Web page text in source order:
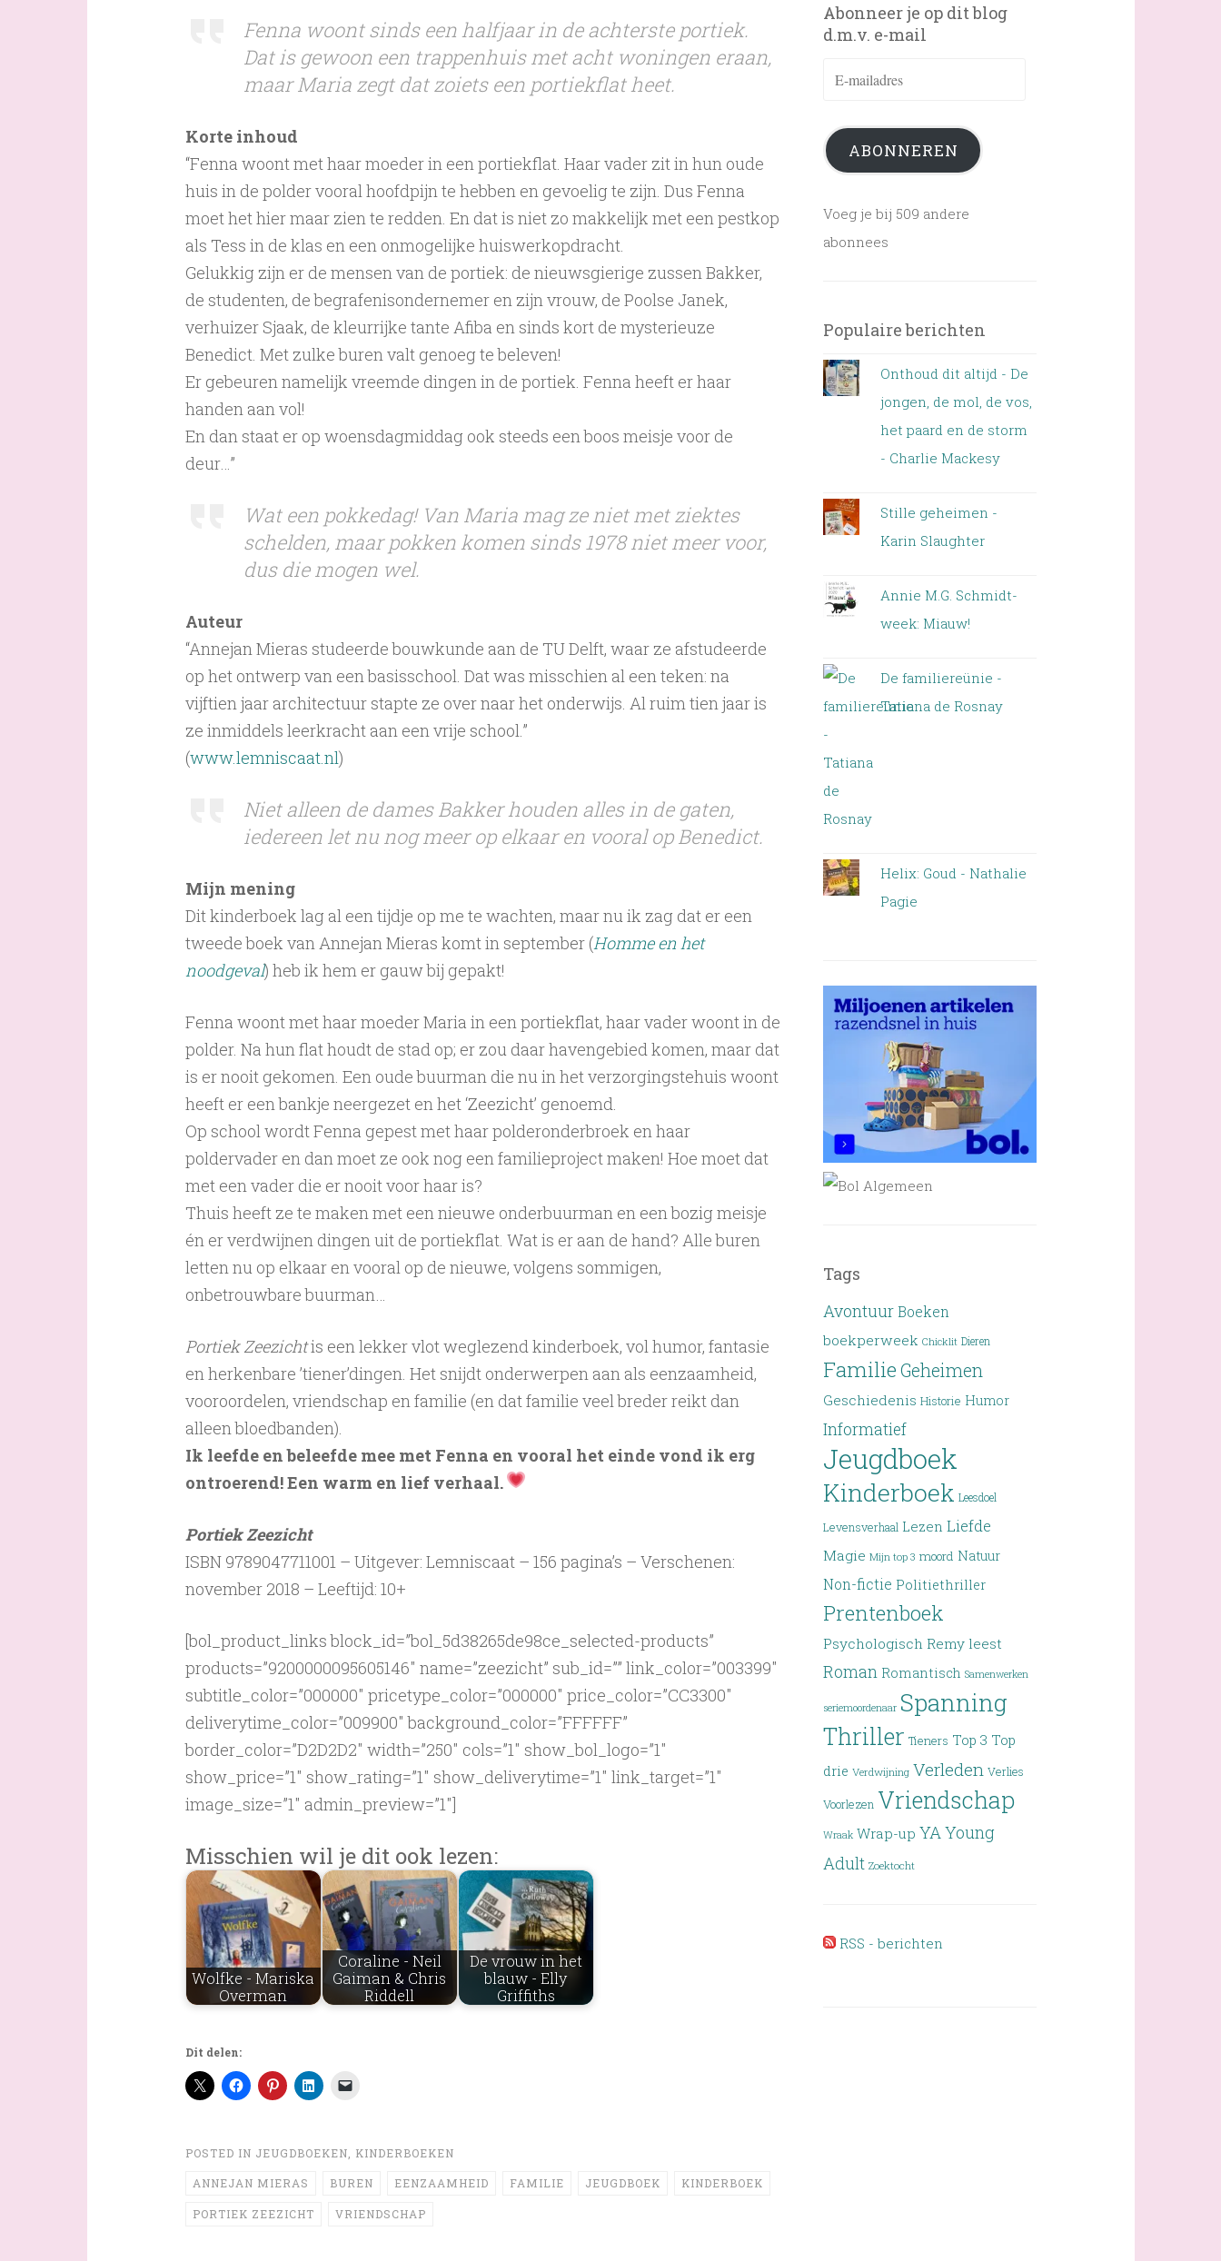
Fenna woont sinds een halfjaar in de achterste portiek.
Dat is gewoon een trappenhuis met acht woningen eraan,
maar Maria zegt dat zoiets een portiekflat heet.
Korte inhoud
“Fenna woont met haar moeder in een portiekflat. Haar vader zit in hun oude
huis in de polder vooral hoofdpijn te hebben en gevoelig te zijn. Dus Fenna
moet het hier maar zien te redden. En dat is niet zo makkelijk met een pestkop
als Tess in de klas en een onmogelijke huiswerkopdracht.
Gelukkig zijn er de mensen van de portiek: de nieuwsgierige zussen Bakker,
de studenten, de begrafenisondernemer en zijn vrouw, de Poolse Janek,
verhuizer Sjaak, de kleurrijke tante Afiba en sinds kort de mysterieuze
Benedict. Met zulke buren valt genoeg te beleven!
Er gebeuren namelijk vreemde dingen in de portiek. Fenna heeft er haar
handen aan vol!
En dan staat er op woensdagmiddag ook steeds een boos meisje voor de
deur…”
Wat een pokkedag! Van Maria mag ze niet met ziektes
schelden, maar pokken komen sinds 1978 niet meer voor,
dus die mogen wel.
Auteur
“Annejan Mieras studeerde bouwkunde aan de TU Delft, waar ze afstudeerde
op het ontwerp van een basisschool. Dat was misschien al een teken: na
vijftien jaar architectuur stapte ze over naar het onderwijs. Al ruim tien jaar is
ze inmiddels leerkracht aan een vrije school.”
(www.lemniscaat.nl)
Niet alleen de dames Bakker houden alles in de gaten,
iedereen let nu nog meer op elkaar en vooral op Benedict.
Mijn mening
Dit kinderboek lag al een tijdje op me te wachten, maar nu ik zag dat er een
tweede boek van Annejan Mieras komt in september (Homme en het
noodgeval) heb ik hem er gauw bij gepakt!
Fenna woont met haar moeder Maria in een portiekflat, haar vader woont in de
polder. Na hun flat houdt de stad op; er zou daar havengebied komen, maar dat
is er nooit gekomen. Een oude buurman die nu in het verzorgingstehuis woont
heeft er een bankje neergezet en het ‘Zeezicht’ genoemd.
Op school wordt Fenna gepest met haar polderonderbroek en haar
poldervader en dan moet ze ook nog een familieproject maken! Hoe moet dat
met een vader die er nooit voor haar is?
Thuis heeft ze te maken met een nieuwe onderbuurman en een bozig meisje
én er verdwijnen dingen uit de portiekflat. Wat is er aan de hand? Alle buren
letten nu op elkaar en vooral op de nieuwe, volgens sommigen,
onbetrouwbare buurman…
Portiek Zeezichtis een lekker vlot weglezend kinderboek, vol humor, fantasie
en herkenbare ’tiener’dingen. Het snijdt onderwerpen aan als eenzaamheid,
vooroordelen, vriendschap en familie (en dat familie veel breder reikt dan
alleen bloedbanden).
Ik leefde en beleefde mee met Fenna en vooral het einde vond ik erg
ontroerend! Een warm en lief verhaal.
Portiek Zeezicht
ISBN 9789047711001 – Uitgever: Lemniscaat – 156 pagina’s – Verschenen:
november 2018 – Leeftijd: 10+
[bol_product_links block_id=”bol_5d38265de98ce_selected-products”
products=”9200000095605146″ name=”zeezicht” sub_id=”” link_color=”003399″
subtitle_color=”000000″ pricetype_color=”000000″ price_color=”CC3300″
deliverytime_color=”009900″ background_color=”FFFFFF”
border_color=”D2D2D2″ width=”250″ cols=”1″ show_bol_logo=”1″
show_price=”1″ show_rating=”1″ show_deliverytime=”1″ link_target=”1″
image_size=”1″ admin_preview=”1″]
Misschien wil je dit ook lezen:
Wolfke - Mariska
Overman
Coraline - Neil
Gaiman & Chris
Riddell
De vrouw in het
blauw - Elly
Griffiths
Dit delen:
POSTED IN JEUGDBOEKEN KINDERBOEKEN
ANNEJAN MIERAS BUREN EENZAAMHEID FAMILIE JEUGDBOEK KINDERBOEK
PORTIEK ZEEZICHT VRIENDSCHAP
Abonneer je op dit blog
d.m.v. e-mail
ABONNEREN
Voeg je bij 509 andere
abonnees
Populaire berichten
Onthoud dit altijd - De
jongen, de mol, de vos,
het paard en de storm
- Charlie Mackesy
Stille geheimen -
Karin Slaughter
Annie M.G. Schmidt-
week: Miauw!
De familiereünie -
Tatiana de Rosnay
Helix: Goud - Nathalie
Pagie
Tags
Avontuur Boeken
boekperweek Chicklit Dieren
Familie Geheimen
Geschiedenis Historie Humor
Informatief
Jeugdboek
Kinderboek Leesdoel
Levensverhaal Lezen Liefde
Magie Mijn top 3 moord Natuur
Non-fictie Politiethriller
Prentenboek
Psychologisch Remy leest
Roman Romantisch Samenwerken
seriemoordenaar Spanning
Thriller Tieners Top 3 Top
drie Verdwijning Verleden Verlies
Voorlezen Vriendschap
Wraak Wrap-up YAYoung
Adult Zoektocht
RSS - berichten